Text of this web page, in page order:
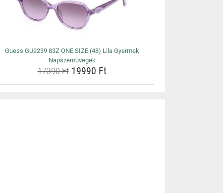
Guess GU9239 83Z ONE SIZE (48) Lila Gyermek
Napszemüvegek
17390 Ft19990 Ft